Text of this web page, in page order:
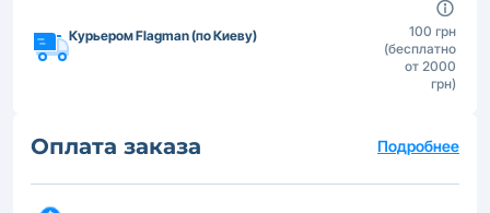
Курьером Flagman (по Киеву)
100 грн
(бесплатно
от 2000
грн)
Оплата заказа Подробнее